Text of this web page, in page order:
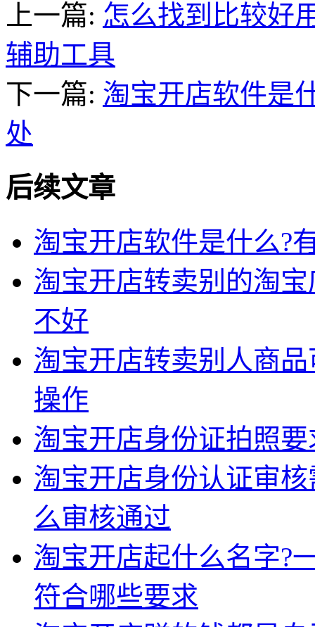
上一篇: 怎么找到比较好
辅助工具
下一篇: 淘宝开店软件是
处
后续文章
淘宝开店软件是什么?
淘宝开店转卖别的淘
不好
淘宝开店转卖别人商
操作
淘宝开店身份证拍照
淘宝开店身份认证审
么审核通过
淘宝开店起什么名字?
符合哪些要求